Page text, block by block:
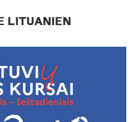
LITUANIEN